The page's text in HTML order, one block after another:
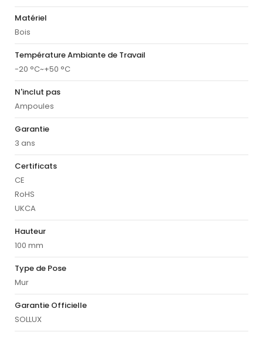
Matériel
Bois
Température Ambiante de Travail
-20 °C~+50 °C
N'inclut pas
Ampoules
Garantie
3 ans
Certificats
CE
RoHS
UKCA
Hauteur
100 mm
Type de Pose
Mur
Garantie Officielle
SOLLUX